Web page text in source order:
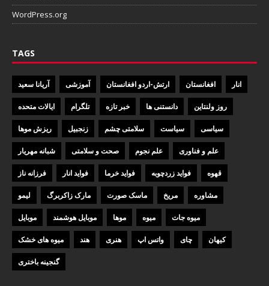
WordPress.org
TAGS
آریانا سعید آموزشی ارتش-اردو افغانستان افغانستان انار
ایالات متحده تلگرام خبر تازه دانستنی ها روز ولنتاین
ریزش موها زنجبیل سلامتی چشم سیاست سیاسی
شبانه مهریار صحت و سلامتی علم نجوم علم و فناوری
فرزانه ناز فواید انار فواید خرما فواید زردچوبه قهوه
لیمو مارک زاکربرگ ماسک صورت مریخ مشاوره
موبایل موبایل هوشمند موها میوه میوه جات
میوه های خشک هند هنری واتس اپ چای کیهان
گنجینه باختری